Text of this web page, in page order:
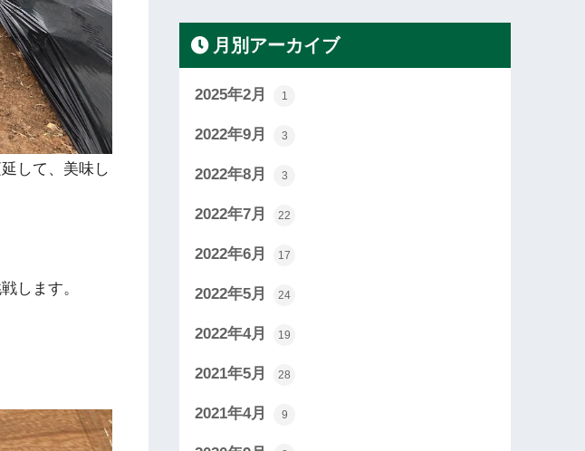
して、美味し
します。
月別アーカイブ
2025年2月 1
2022年9月 3
2022年8月 3
2022年7月 22
2022年6月 17
2022年5月 24
2022年4月 19
2021年5月 28
2021年4月 9